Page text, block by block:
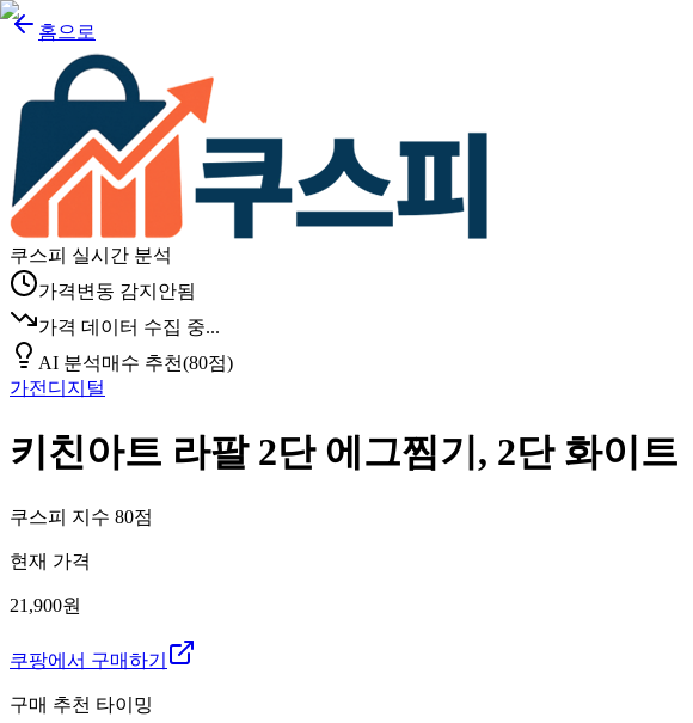
홈으로
쿠스피 실시간 분석
가격변동 감지안됨
가격 데이터 수집 중...
AI 분석매수 추천(80점)
가전디지털
키친아트 라팔 2단 에그찜기, 2단 화이트
쿠스피 지수 80점
현재 가격
21,900원
쿠팡에서 구매하기
구매 추천 타이밍